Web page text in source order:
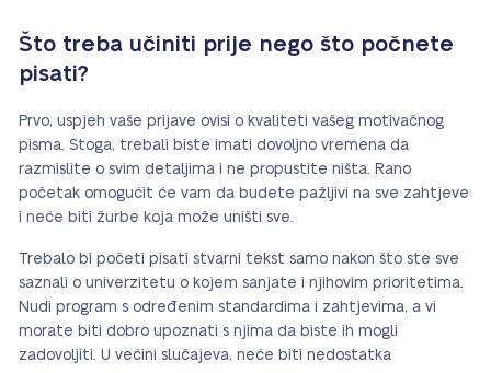
Što treba učiniti prije nego što počnete
pisati?
Prvo, uspjeh vaše prijave ovisi o kvaliteti vašeg motivačnog
pisma. Stoga, trebali biste imati dovoljno vremena da
razmislite o svim detaljima i ne propustite ništa. Rano
početak omogućit će vam da budete pažljivi na sve zahtjeve
i neće biti žurbe koja može uništi sve.
Trebalo bi početi pisati stvarni tekst samo nakon što ste sve
saznali o univerzitetu o kojem sanjate i njihovim prioritetima.
Nudi program s određenim standardima i zahtjevima, a vi
morate biti dobro upoznati s njima da biste ih mogli
zadovoljiti. U većini slučajeva, neće biti nedostatka